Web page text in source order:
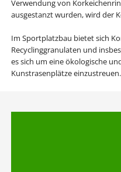
Verwendung von
ausgestanzt wurden, wird der
Im Sportplatzbau bietet sich
Recyclinggranulaten und
es sich um eine ökologische
Kunstrasenplätze einzustreuen.